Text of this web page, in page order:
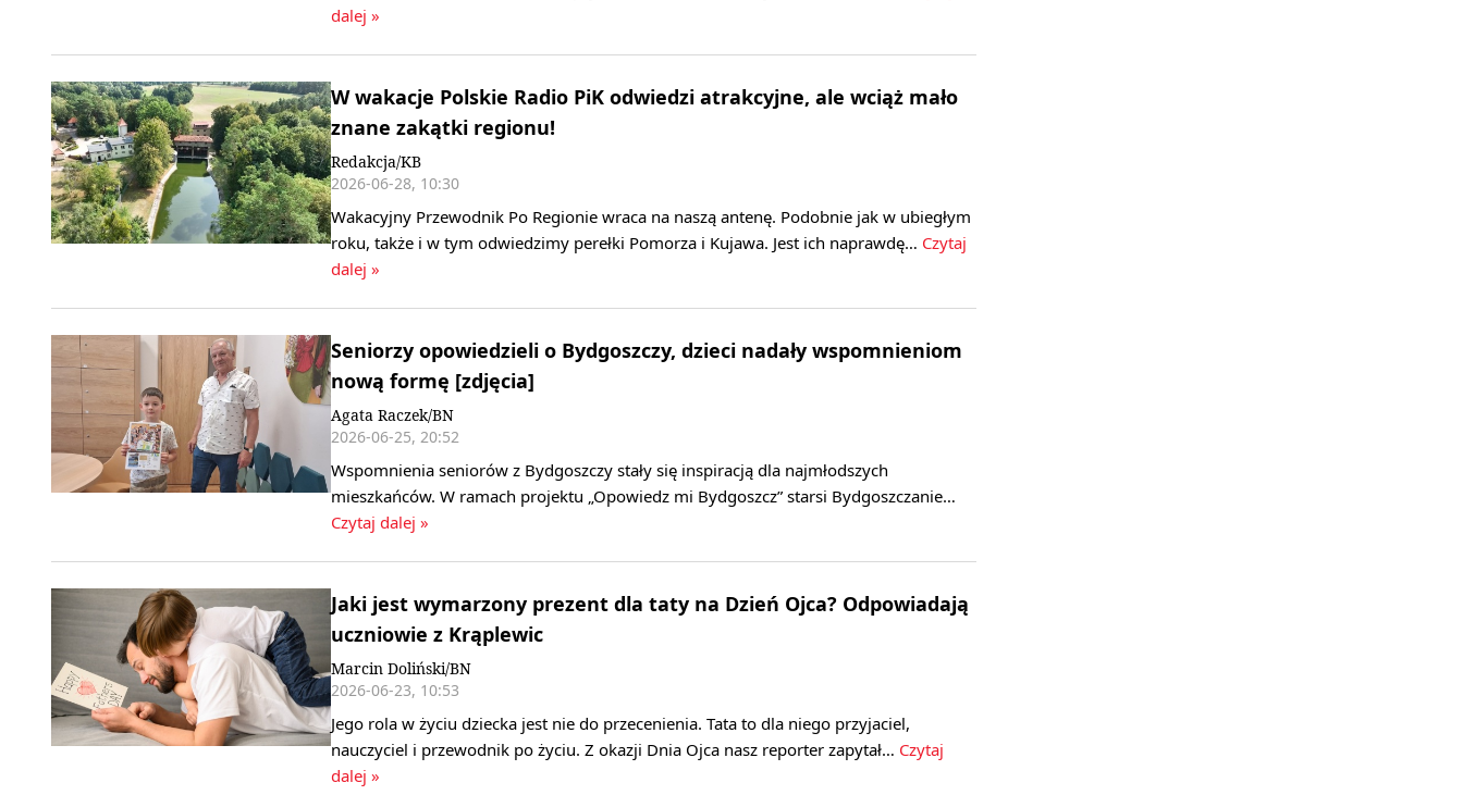
dalej »
W wakacje Polskie Radio PiK odwiedzi atrakcyjne, ale wciąż mało
znane zakątki regionu!
Redakcja/KB
2026-06-28, 10:30
Wakacyjny Przewodnik Po Regionie wraca na naszą antenę. Podobnie jak w ubiegłym
roku, także i w tym odwiedzimy perełki Pomorza i Kujawa. Jest ich naprawdę… Czytaj
dalej »
Seniorzy opowiedzieli o Bydgoszczy, dzieci nadały wspomnieniom
nową formę [zdjęcia]
Agata Raczek/BN
2026-06-25, 20:52
Wspomnienia seniorów z Bydgoszczy stały się inspiracją dla najmłodszych
mieszkańców. W ramach projektu „Opowiedz mi Bydgoszcz” starsi Bydgoszczanie…
Czytaj dalej »
Jaki jest wymarzony prezent dla taty na Dzień Ojca? Odpowiadają
uczniowie z Krąplewic
Marcin Doliński/BN
2026-06-23, 10:53
Jego rola w życiu dziecka jest nie do przecenienia. Tata to dla niego przyjaciel,
nauczyciel i przewodnik po życiu. Z okazji Dnia Ojca nasz reporter zapytał… Czytaj
dalej »